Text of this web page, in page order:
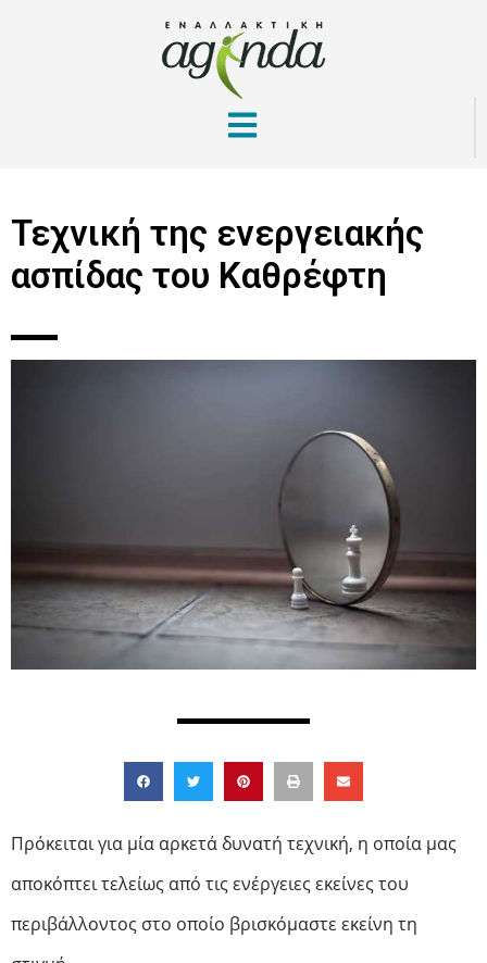
Τεχνική της ενεργειακής
ασπίδας του Καθρέφτη
Πρόκειται για μία αρκετά δυνατή τεχνική, η οποία μας
αποκόπτει τελείως από τις ενέργειες εκείνες του
περιβάλλοντος στο οποίο βρισκόμαστε εκείνη τη